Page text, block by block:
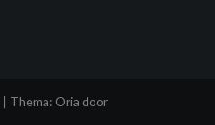
| Thema: Oria door